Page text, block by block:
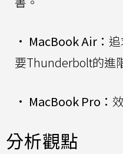
• MacBook Air：
要Thunderbolt的進
• MacBook Pro：
分析觀點